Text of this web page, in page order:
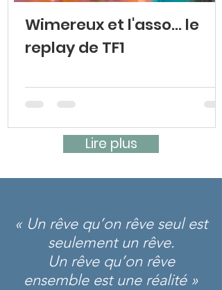
Wimereux et l'asso... le
replay de TF1
Lire plus
« Un rêve qu’on rêve seul est
seulement un rêve.
Un rêve qu’on rêve
ensemble est une réalité »